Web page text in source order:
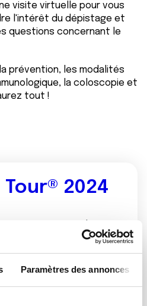
Paramètres des annonces
visite virtuelle pour vous
l'intérêt du dépistage et
questions concernant le
prévention, les modalités
la coloscopie et
tout !
Tour® 2024
le Côlon Tour® est une
d’information et de
organisé du cancer
phare de cette opération